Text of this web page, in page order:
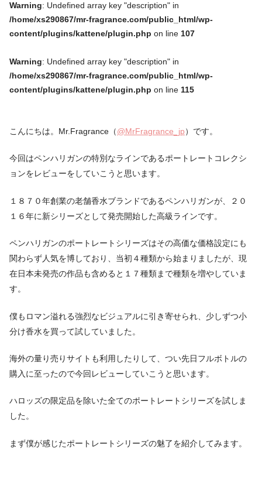
Warning: Undefined array key "description" in
/home/xs290867/mr-fragrance.com/public_html/wp-
content/plugins/kattene/plugin.php on line 107
Warning: Undefined array key "description" in
/home/xs290867/mr-fragrance.com/public_html/wp-
content/plugins/kattene/plugin.php on line 115
こんにちは。Mr.Fragrance（ @MrFragrance_jp ）です。
今回はペンハリガンの特別なラインであるポートレートコレクシ
ョンをレビューをしていこうと思います。
１８７０年創業の老舗香水ブランドであるペンハリガンが、２０
１６年に新シリーズとして発売開始した高級ラインです。
ペンハリガンのポートレートシリーズはその高価な価格設定にも
関わらず人気を博しており、当初４種類から始まりましたが、現
在日本未発売の作品も含めると１７種類まで種類を増やしていま
す。
僕もロマン溢れる強烈なビジュアルに引き寄せられ、少しずつ小
分け香水を買って試していました。
海外の量り売りサイトも利用したりして、つい先日フルボトルの
購入に至ったので今回レビューしていこうと思います。
ハロッズの限定品を除いた全てのポートレートシリーズを試しま
した。
まず僕が感じたポートレートシリーズの魅了を紹介してみます。